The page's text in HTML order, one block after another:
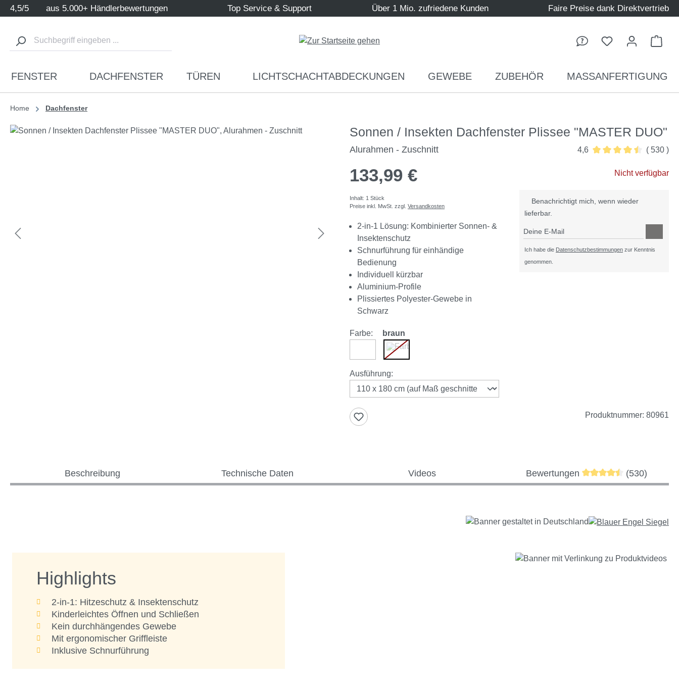
Hauptinhalt springen
Zur Suche springen
Zur Hauptnavigation springen
4,5/5 aus 5.000+ Händlerbewertungen Top Service & Support Über 1 Mio. zufriedene Kunden Faire Preise dank Direktvertrieb
FENSTER DACHFENSTER TÜREN LICHTSCHACHTABDECKUNGEN GEWEBE ZUBEHÖR MASSANFERTIGUNG
Home Dachfenster
Bildergalerie überspringen Sonnen / Insekten Dachfenster Plissee "MASTER DUO"
Alurahmen - Zuschnitt
4,6
( 530 )
133,99 €
Inhalt: 1 Stück
Preise inkl. MwSt. zzgl. Versandkosten
2-in-1 Lösung: Kombinierter Sonnen- &
Insektenschutz
Schnurführung für einhändige
Bedienung
Individuell kürzbar
Aluminium-Profile
Plissiertes Polyester-Gewebe in
Schwarz
Nicht verfügbar
Benachrichtigt mich, wenn wieder
lieferbar.
Deine E-Mail
Ich habe die Datenschutzbestimmungen zur Kenntnis
genommen.
Farbe: braun
braun
(Diese Option ist zurzeit nicht verfügbar.)
Ausführungauswählen
:
Produktnummer: 80961
Beschreibung Technische Daten Videos Bewertungen Durchschnittliche
(530)
Highlights
2-in-1: Hitzeschutz & Insektenschutz
Kinderleichtes Öffnen und Schließen
Kein durchhängendes Gewebe
Mit ergonomischer Griffleiste
Inklusive Schnurführung